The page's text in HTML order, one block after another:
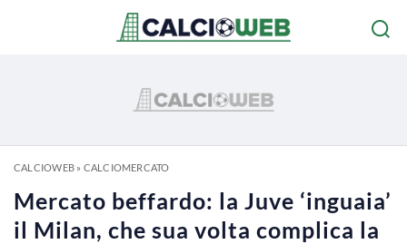
CALCIOWEB» CALCIOMERCATO
Mercato beffardo: la Juve ‘inguaia’
il Milan, che sua volta complica la